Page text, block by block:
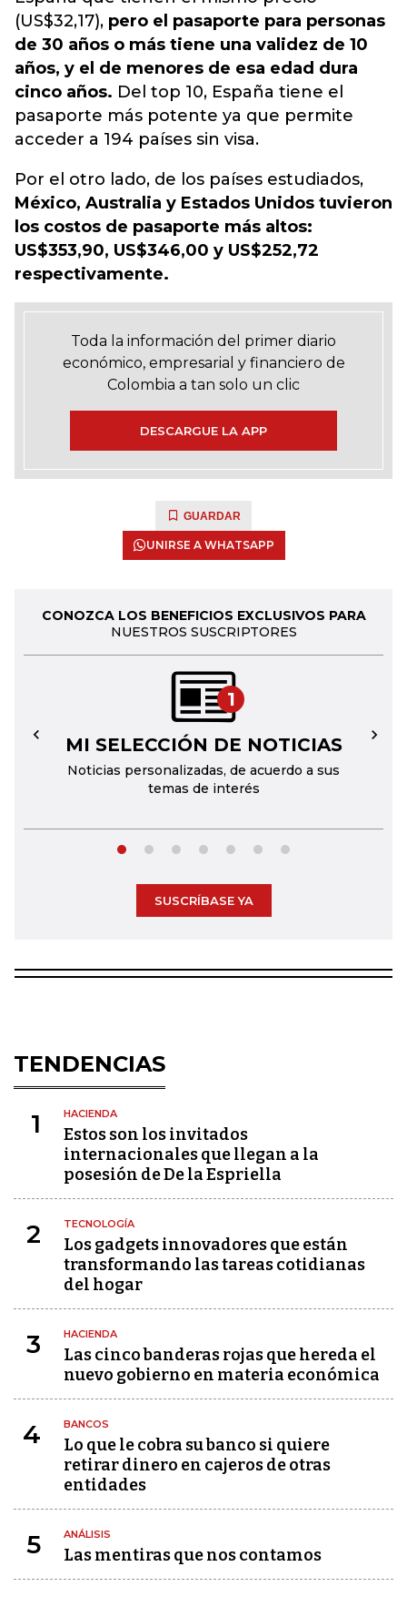
(US$32,17), pero el pasaporte para personas
de 30 años o más tiene una validez de 10
años, y el de menores de esa edad dura
cinco años. Del top 10, España tiene el
pasaporte más potente ya que permite
acceder a 194 países sin visa.
Por el otro lado, de los países estudiados,
México, Australia y Estados Unidos tuvieron
los costos de pasaporte más altos:
US$353,90, US$346,00 y US$252,72
respectivamente.
Toda la información del primer diario
económico, empresarial y financiero de
Colombia a tan solo un clic
DESCARGUE LA APP
GUARDAR
UNIRSE A WHATSAPP
CONOZCA LOS BENEFICIOS EXCLUSIVOS PARA
NUESTROS SUSCRIPTORES
1
MI SELECCIÓN DE NOTICIAS
Noticias personalizadas, de acuerdo a sus
temas de interés
← →
SUSCRÍBASE YA
TENDENCIAS
1 HACIENDA
Estos son los invitados
internacionales que llegan a la
posesión de De la Espriella
2 TECNOLOGÍA
Los gadgets innovadores que están
transformando las tareas cotidianas
del hogar
3 HACIENDA
Las cinco banderas rojas que hereda el
nuevo gobierno en materia económica
4 BANCOS
Lo que le cobra su banco si quiere
retirar dinero en cajeros de otras
entidades
5 ANÁLISIS
Las mentiras que nos contamos